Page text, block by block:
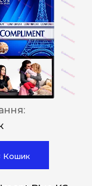
Кошик